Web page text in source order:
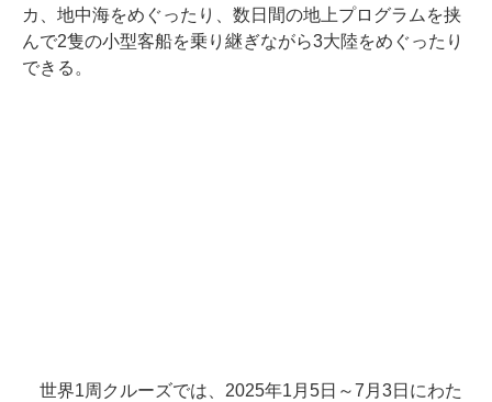
カ、地中海をめぐったり、数日間の地上プログラムを挟
んで2隻の小型客船を乗り継ぎながら3大陸をめぐったり
できる。
世界1周クルーズでは、2025年1月5日～7月3日にわた